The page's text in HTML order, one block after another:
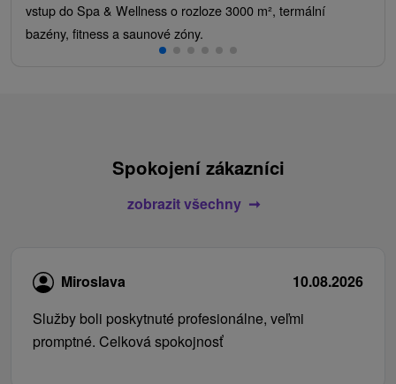
vstup do Spa & Wellness o rozloze 3000 m², termální
bazény, fitness a saunové zóny.
Spokojení zákazníci
zobrazit všechny
Miroslava
10.08.2026
Služby boli poskytnuté profesionálne, veľmi
promptné. Celková spokojnosť